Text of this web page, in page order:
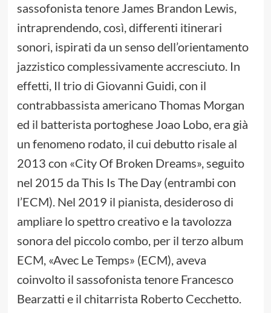
sassofonista tenore James Brandon Lewis,
intraprendendo, così, differenti itinerari
sonori, ispirati da un senso dell’orientamento
jazzistico complessivamente accresciuto. In
effetti, Il trio di Giovanni Guidi, con il
contrabbassista americano Thomas Morgan
ed il batterista portoghese Joao Lobo, era già
un fenomeno rodato, il cui debutto risale al
2013 con «City Of Broken Dreams», seguito
nel 2015 da This Is The Day (entrambi con
l’ECM). Nel 2019 il pianista, desideroso di
ampliare lo spettro creativo e la tavolozza
sonora del piccolo combo, per il terzo album
ECM, «Avec Le Temps» (ECM), aveva
coinvolto il sassofonista tenore Francesco
Bearzatti e il chitarrista Roberto Cecchetto.